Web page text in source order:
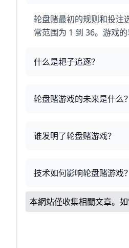
轮盘赌最初的规则和投注
常范围为 1 到 36。游戏
什么是耙子追逐？
轮盘赌游戏的未来是什么？
谁发明了轮盘赌游戏？
技术如何影响轮盘赌游戏？
本網站僅收集相關文章。